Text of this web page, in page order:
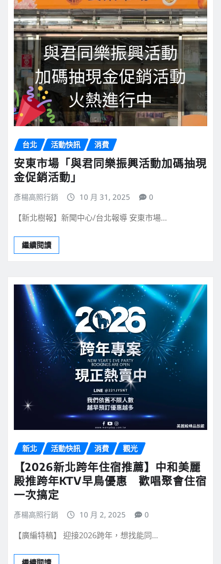
台北 活動快訊 消費
安東市場「與君同樂振興活動加碼抽現
金促銷活動」
彥楊高照行銷 10 月 31, 2025 0
【新北樹報】新聞中心/台北報導 安東市場…
繼續閱讀
新北 活動快訊 消費 觀光
【2026新北跨年住宿推薦】中和美麗
殿推跨年KTV早鳥優惠 歡唱聚會住宿
一次搞定
彥楊高照行銷 10 月 2, 2025 0
【廣編特稿】 迎接2026跨年，想找能同…